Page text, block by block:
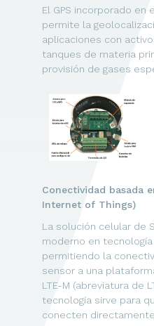
El GPS incorporado en
permite la
aplicaciones con
tanques de materia
provisión de gases
Conectividad basada
Internet of Things)
La solución celular de
moderno en tecnología
permitiendo la
sensor a una
LTE-M (abreviatura de
tecnología sirve para
conecten